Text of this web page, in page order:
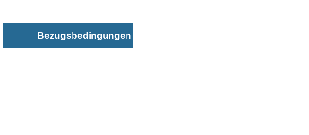
Bezugsbedingungen